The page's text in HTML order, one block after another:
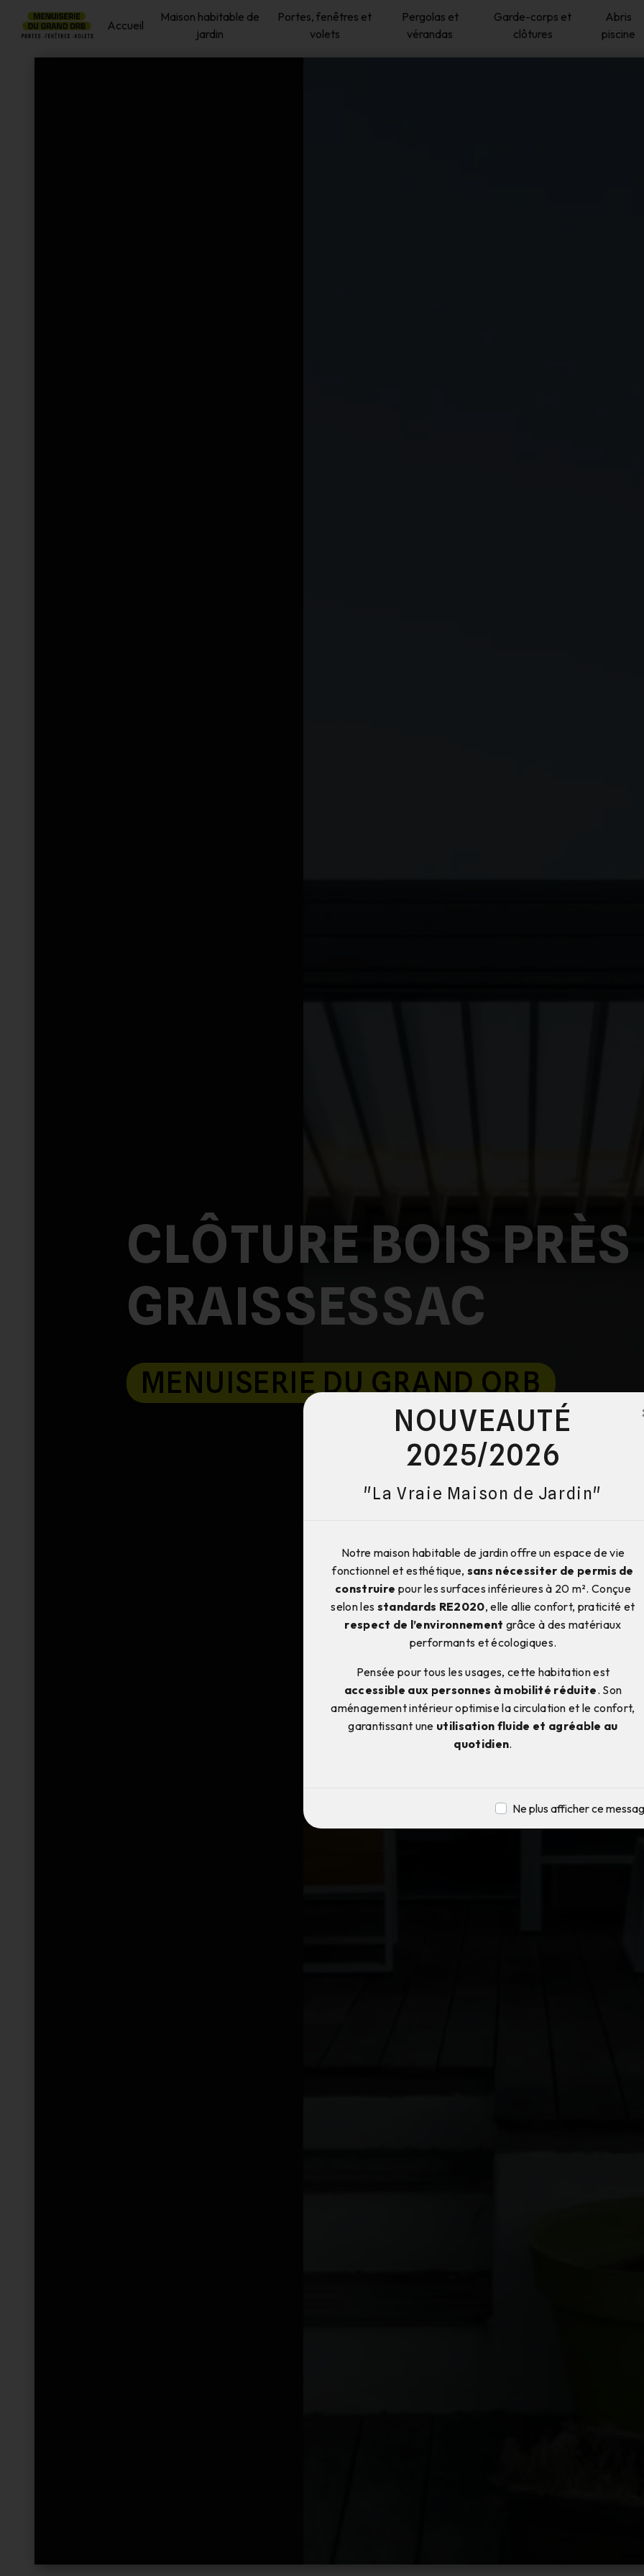
NOUVEAUTÉ
2025/2026
"La Vraie Maison de Jardin"
Notre maison habitable de jardin offre un espace de vie
fonctionnel et esthétique, sans nécessiter de permis de
construire pour les surfaces inférieures à 20 m². Conçue
selon les standards RE2020, elle allie confort, praticité et
respect de l’environnement grâce à des matériaux
performants et écologiques.
Pensée pour tous les usages, cette habitation est
accessible aux personnes à mobilité réduite. Son
aménagement intérieur optimise la circulation et le confort,
garantissant une utilisation fluide et agréable au
quotidien.
Ne plus afficher ce
Accueil
Maison habitable de
jardin
Portes, fenêtres et
volets
Pergolas et
vérandas
Garde-corps et
clôtures
Abris
piscine
CLÔTURE BOIS PRÈS
GRAISSESSAC
MENUISERIE DU GRAND ORB